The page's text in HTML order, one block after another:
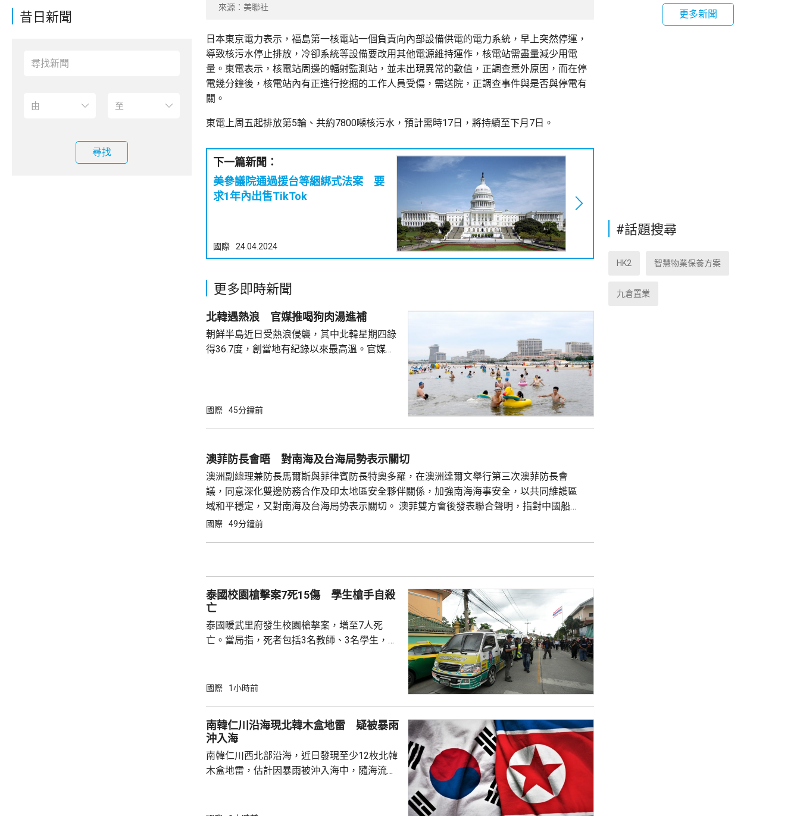
昔日新聞
尋找
來源：美聯社
日本東京電力表示，福島第一核電站一個負責向內部設備供電的電力系統，早上突然停運，
導致核污水停止排放，冷卻系統等設備要改用其他電源維持運作，核電站需盡量減少用電
量。東電表示，核電站周邊的輻射監測站，並未出現異常的數值，正調查意外原因，而在停
電幾分鐘後，核電站內有正進行挖掘的工作人員受傷，需送院，正調查事件與是否與停電有
關。
東電上周五起排放第5輪、共約7800噸核污水，預計需時17日，將持續至下月7日。
下一篇新聞：
美參議院通過援台等綑綁式法案 要
求1年內出售TikTok
國際 24.04.2024
更多即時新聞
北韓遇熱浪 官媒推喝狗肉湯進補
朝鮮半島近日受熱浪侵襲，其中北韓星期四錄
得36.7度，創當地有紀錄以來最高溫。官媒
食品進補。《勞動新聞》另一篇專題文章形容
金正恩建立親民形象，包括回顧金正恩以往在
酷熱天氣下視察地盤和工廠的情況，以...
國際 45分鐘前
澳菲防長會晤 對南海及台海局勢表示關切
澳洲副總理兼防長馬爾斯與菲律賓防長特奧多羅，在澳洲達爾文舉行第三次澳菲防長會
議，同意深化雙邊防務合作及印太地區安全夥伴關係，加強南海海事安全，以共同維護區
域和平穩定，又對南海及台海局勢表示關切。 澳菲雙方會後發表聯合聲明，指對中國船隻
在南海衝撞菲律賓船隻及發射水砲等危險行為，造成菲律賓海軍人員受傷表示嚴重關切，
國際 49分鐘前
泰國校園槍擊案7死15傷 學生槍手自殺
亡
泰國暖武里府發生校園槍擊案，增至7人死
亡。當局指，死者包括3名教師、3名學生，以
後來證實自殺身亡。警方到場疏散學校師生，
偷警槍後闖入一間中學脅持師生，至少1死7
傷，當中死者是校長。
國際 1小時前
南韓仁川沿海現北韓木盒地雷 疑被暴雨
沖入海
南韓仁川西北部沿海，近日發現至少12枚北韓
木盒地雷，估計因暴雨被沖入海中，隨海流漂
更多新聞
#話題搜尋
HK2 智慧物業保養方案
九倉置業